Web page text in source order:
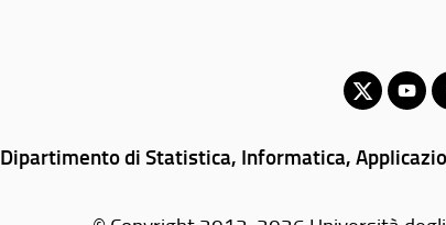
Dipartimento di Statistica, Informatica,